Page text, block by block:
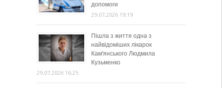
допомоги
29.07.2026 19:19
Пішла з життя одна з
найвідоміших лікарок
Кам’янського Людмила
Кузьменко
29.07.2026 16:25